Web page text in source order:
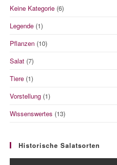
Keine Kategorie (6)
Legende (1)
Pflanzen (10)
Salat (7)
Tiere (1)
Vorstellung (1)
Wissenswertes (13)
Historische Salatsorten